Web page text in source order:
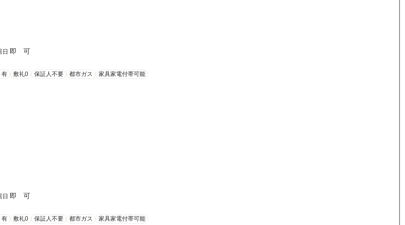
日 即 可
有 敷礼0 保証人不要 都市ガス 家具家電付帯可能
日 即 可
有 敷礼0 保証人不要 都市ガス 家具家電付帯可能